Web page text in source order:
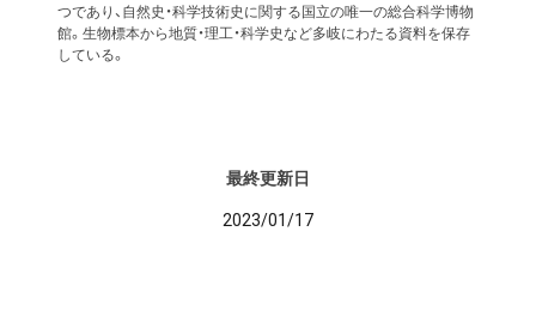
つであり、自然史・科学技術史に関する国立の唯一の総合科学博物
館。生物標本から地質・理工・科学史など多岐にわたる資料を保存
している。
最終更新日
2023/01/17